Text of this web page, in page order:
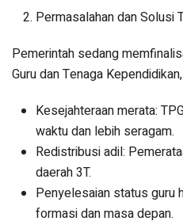
Permasalahan dan Solusi
Pemerintah sedang
Guru dan Tenaga
Kesejahteraan merata:
waktu dan lebih seragam.
Redistribusi adil:
daerah 3T.
Penyelesaian status guru
formasi dan masa depan.